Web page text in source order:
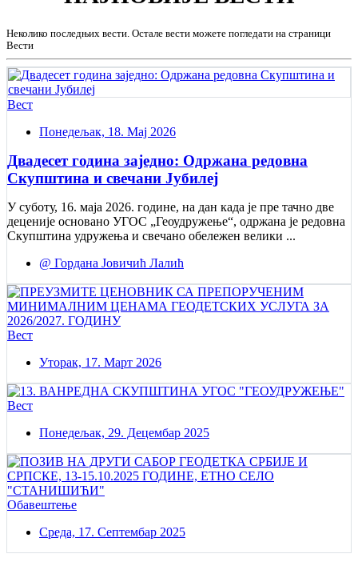
Неколико последњих вести. Остале вести можете погледати на страници
Вести
Вест
Понедељак, 18. Мај 2026
Двадесет година заједно: Одржана редовна
Скупштина и свечани Jубилеј
У суботу, 16. маја 2026. године, на дан када је пре тачно две
деценије основано УГОС „Геоудружење“, одржана је редовна
Скупштина удружења и свечано обележен велики ...
@ Гордана Јовичић Лалић
Вест
Уторак, 17. Март 2026
Вест
Понедељак, 29. Децембар 2025
Обавештење
Среда, 17. Септембар 2025